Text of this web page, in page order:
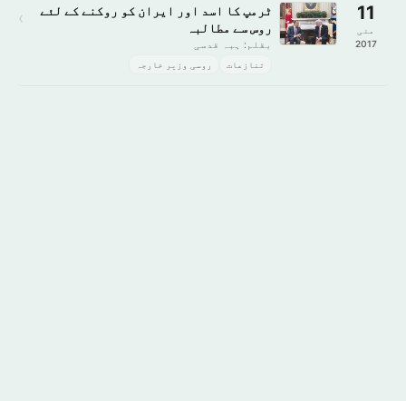
11
مئی
2017
ٹرمپ کا اسد اور ایران کو روکنے کے لئے
روس سے مطالبہ
بقلم: ہبہ قدسی
تنازعات روسی وزیر خارجہ
›